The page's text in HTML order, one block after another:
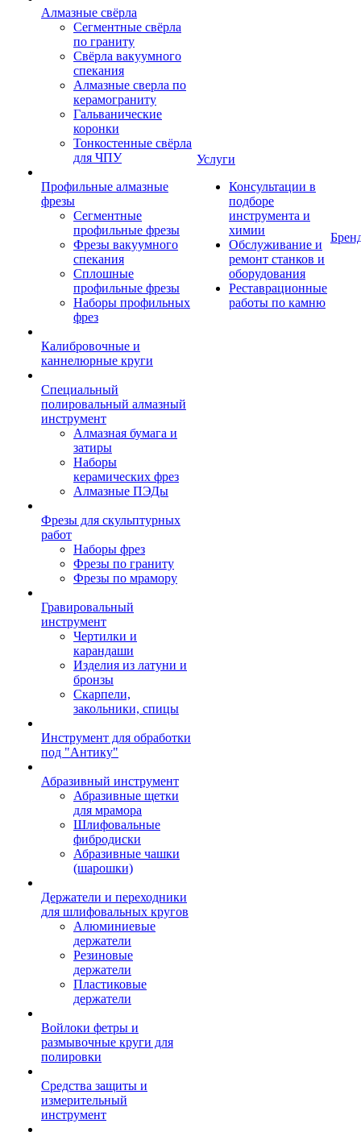
Алмазные свёрла
Сегментные свёрла
по граниту
Свёрла вакуумного
спекания
Алмазные сверла по
керамограниту
Гальванические
коронки
Тонкостенные свёрла
для ЧПУ
Профильные алмазные
фрезы
Сегментные
профильные фрезы
Фрезы вакуумного
спекания
Сплошные
профильные фрезы
Наборы профильных
фрез
Калибровочные и
каннелюрные круги
Специальный
полировальный алмазный
инструмент
Алмазная бумага и
затиры
Наборы
керамических фрез
Алмазные ПЭДы
Фрезы для скульптурных
работ
Наборы фрез
Фрезы по граниту
Фрезы по мрамору
Гравировальный
инструмент
Чертилки и
карандаши
Изделия из латуни и
бронзы
Скарпели,
закольники, спицы
Инструмент для обработки
под "Антику"
Абразивный инструмент
Абразивные щетки
для мрамора
Шлифовальные
фибродиски
Абразивные чашки
(шарошки)
Держатели и переходники
для шлифовальных кругов
Алюминиевые
держатели
Резиновые
держатели
Пластиковые
держатели
Войлоки фетры и
размывочные круги для
полировки
Средства защиты и
измерительный
инструмент
Услуги
Консультации в
подборе
инструмента и
химии
Обслуживание и
ремонт станков и
оборудования
Реставрационные
работы по камню